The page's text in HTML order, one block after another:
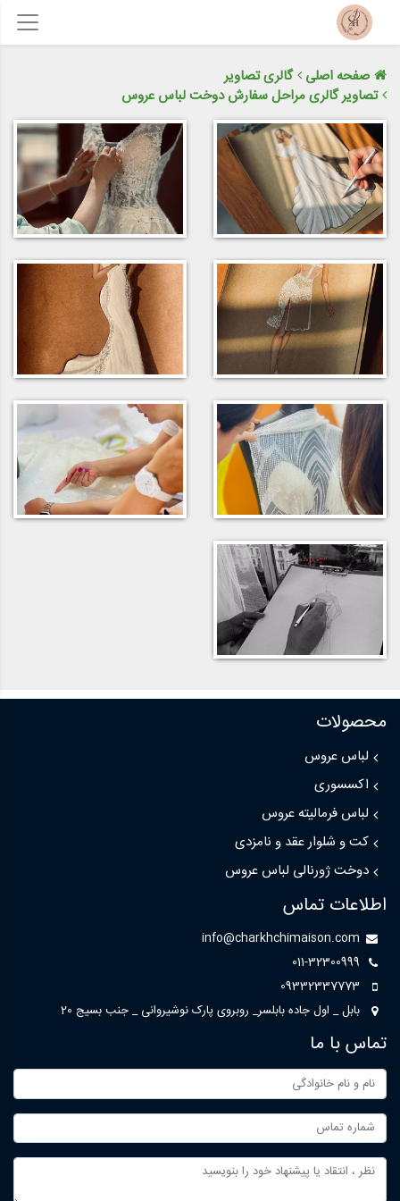
صفحه اصلی گالری تصاویر
تصاویر گالری مراحل سفارش دوخت لباس عروس
محصولات
لباس عروس
اکسسوری
لباس فرمالیته عروس
کت و شلوار عقد و نامزدی
دوخت ژورنالی لباس عروس
اطلاعات تماس
info@charkhchimaison.com
011-32300999
09332337773
بابل _ اول جاده بابلسر_ روبروی پارک نوشیروانی _ جنب بسیج 20
تماس با ما